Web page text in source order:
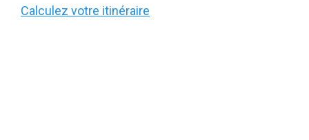
Calculez votre itinéraire